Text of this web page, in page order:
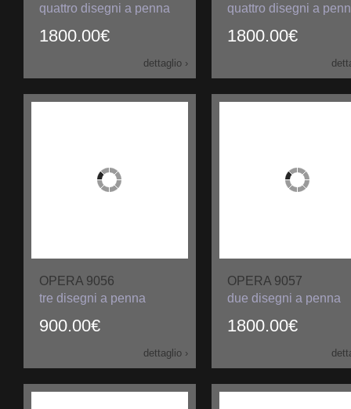
1800.00€
quattro disegni a penna
dettaglio ›
1800.00€
quattro disegni a
OPERA 9056
900.00€
tre disegni a penna
dettaglio ›
OPERA 9057
1800.00€
due disegni a penna